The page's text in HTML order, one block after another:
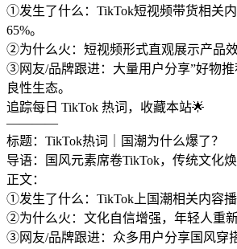
①发生了什么：TikTok短视频带货相关
65%。
②为什么火：短视频形式直观展示产品
③网友/品牌跟进：大量用户分享”好物
良性生态。
追踪每日 TikTok 热词，收藏本站🌟
————
标题：TikTok热词｜国潮为什么爆了？
导语：国风元素席卷TikTok，传统文化
正文：
①发生了什么：TikTok上国潮相关内容播
②为什么火：文化自信增强，年轻人重
③网友/品牌跟进：众多用户分享国风穿